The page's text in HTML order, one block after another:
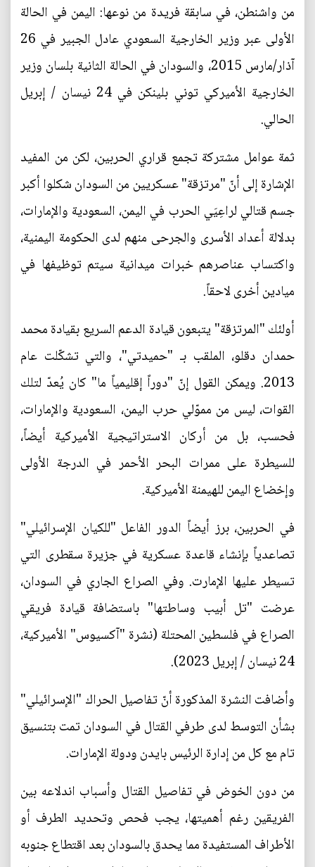
من واشنطن، في سابقة فريدة من نوعها: اليمن في الحالة
الأولى عبر وزير الخارجية السعودي عادل الجبير في 26
آذار/مارس 2015، والسودان في الحالة الثانية بلسان وزير
الخارجية الأميركي توني بلينكن في 24 نيسان / إبريل
الحالي.
ثمة عوامل مشتركة تجمع قراري الحربين، لكن من المفيد
الإشارة إلى أنّ "مرتزقة" عسكريين من السودان شكلوا أكبر
جسم قتالي لراعِيَي الحرب في اليمن، السعودية والإمارات،
بدلالة أعداد الأسرى والجرحى منهم لدى الحكومة اليمنية،
واكتساب عناصرهم خبرات ميدانية سيتم توظيفها في
ميادين أخرى لاحقاً.
أولئك "المرتزقة" يتبعون قيادة الدعم السريع بقيادة محمد
حمدان دقلو، الملقب بـ "حميدتي"، والتي تشكّلت عام
2013. ويمكن القول إنّ "دوراً إقليمياً ما" كان يُعدّ لتلك
القوات، ليس من مموّلي حرب اليمن، السعودية والإمارات،
فحسب، بل من أركان الاستراتيجية الأميركية أيضاً،
للسيطرة على ممرات البحر الأحمر في الدرجة الأولى
وإخضاع اليمن للهيمنة الأميركية.
في الحربين، برز أيضاً الدور الفاعل "للكيان الإسرائيلي"
تصاعدياً بإنشاء قاعدة عسكرية في جزيرة سقطرى التي
تسيطر عليها الإمارت. وفي الصراع الجاري في السودان،
عرضت "تل أبيب وساطتها" باستضافة قيادة فريقي
الصراع في فلسطين المحتلة (نشرة "آكسيوس" الأميركية،
24 نيسان / إبريل 2023).
وأضافت النشرة المذكورة أنّ تفاصيل الحراك "الإسرائيلي"
بشأن التوسط لدى طرفي القتال في السودان تمت بتنسيق
تام مع كل من إدارة الرئيس بايدن ودولة الإمارات.
من دون الخوض في تفاصيل القتال وأسباب اندلاعه بين
الفريقين رغم أهميتها، يجب فحص وتحديد الطرف أو
الأطراف المستفيدة مما يحدق بالسودان بعد اقتطاع جنوبه